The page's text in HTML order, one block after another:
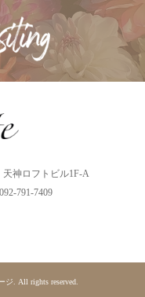
神ロフトビル1F-A
791-7409
. All rights reserved.